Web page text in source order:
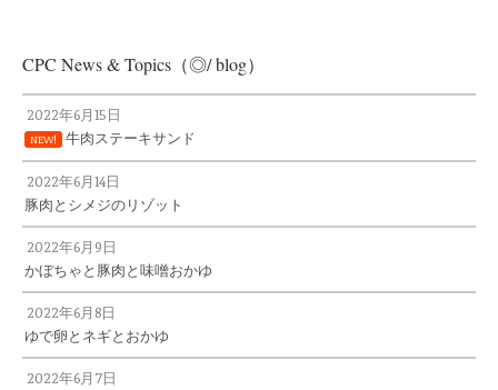
CPC News & Topics（◎/ blog）
2022年6月15日
NEW! 牛肉ステーキサンド
2022年6月14日
豚肉とシメジのリゾット
2022年6月9日
かぼちゃと豚肉と味噌おかゆ
2022年6月8日
ゆで卵とネギとおかゆ
2022年6月7日